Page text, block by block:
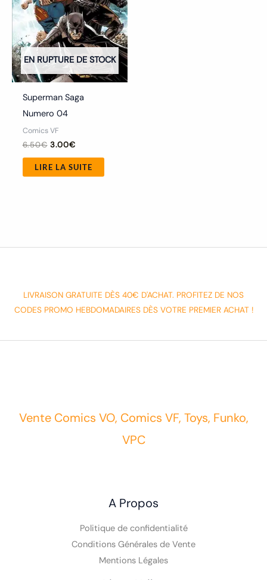
EN RUPTURE DE STOCK
Superman Saga
Numero 04
Comics VF
6.50€ 3.00€
LIRE LA SUITE
LIVRAISON GRATUITE DÈS 40€ D'ACHAT. PROFITEZ DE NOS
CODES PROMO HEBDOMADAIRES DÈS VOTRE PREMIER ACHAT !
Vente Comics VO, Comics VF, Toys, Funko,
VPC
A Propos
Politique de confidentialité
Conditions Générales de Vente
Mentions Légales